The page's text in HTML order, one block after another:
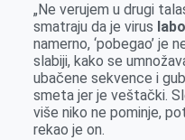
„Ne verujem u drugi
smatraju da je virus
namerno, ‘pobegao’ je
slabiji, kako se
ubačene sekvence i
smeta jer je veštački.
više niko ne pominje,
rekao je on.